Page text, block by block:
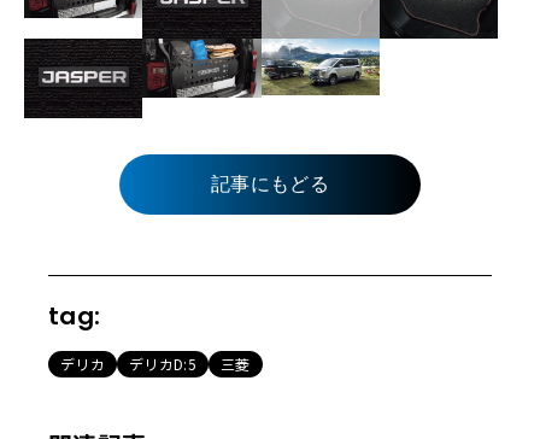
記事にもどる
tag:
デリカ デリカD:5 三菱